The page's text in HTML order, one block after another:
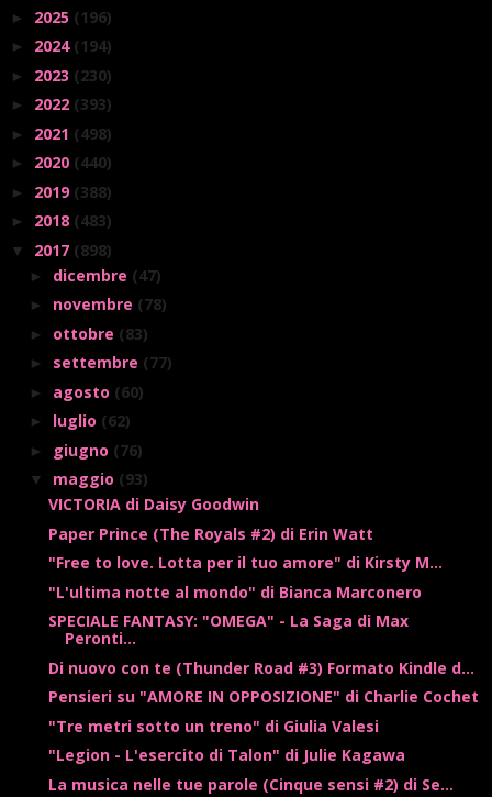
► 2025 (196)
► 2024 (194)
► 2023 (230)
► 2022 (393)
► 2021 (498)
► 2020 (440)
► 2019 (388)
► 2018 (483)
▼ 2017 (898)
► dicembre (47)
► novembre (78)
► ottobre (83)
► settembre (77)
► agosto (60)
► luglio (62)
► giugno (76)
▼ maggio (93)
VICTORIA di Daisy Goodwin
Paper Prince (The Royals #2) di Erin Watt
"Free to love. Lotta per il tuo amore" di Kirsty M...
"L'ultima notte al mondo" di Bianca Marconero
SPECIALE FANTASY: "OMEGA" - La Saga di Max
Peronti...
Di nuovo con te (Thunder Road #3) Formato Kindle d...
Pensieri su "AMORE IN OPPOSIZIONE" di Charlie Cochet
"Tre metri sotto un treno" di Giulia Valesi
"Legion - L'esercito di Talon" di Julie Kagawa
La musica nelle tue parole (Cinque sensi #2) di Se...